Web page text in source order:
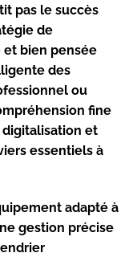
pas le succès
de
bien pensée
des
ou
fine
et
essentiels à
adapté à
gestion précise